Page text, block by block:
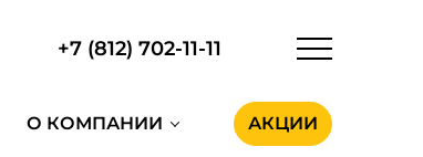
+7 (812) 702-11-11
О КОМПАНИИ АКЦИИ